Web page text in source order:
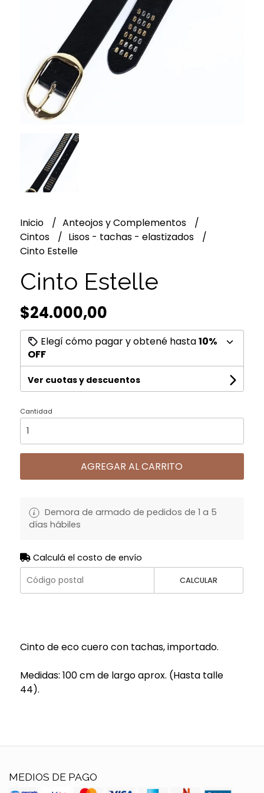
Inicio
Anteojos y Complementos
Cintos
Lisos - tachas - elastizados
Cinto Estelle
Cinto Estelle
$24.000,00
Elegí cómo pagar y obtené hasta10%
OFF
Ver cuotas y descuentos
Cantidad
AGREGAR AL CARRITO
Demora de armado de pedidos de 1 a 5
días hábiles
Calculá el costo de envío
CALCULAR
Cinto de eco cuero con tachas, importado.
Medidas: 100 cm de largo aprox. (Hasta talle
44).
MEDIOS DE PAGO